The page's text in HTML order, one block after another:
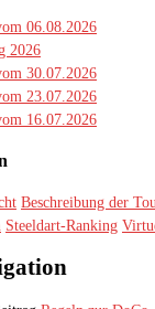
06.08.2026
2026
30.07.2026
23.07.2026
16.07.2026
Beschreibung der
Steeldart-Ranking